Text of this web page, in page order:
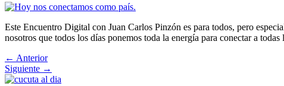
Este Encuentro Digital con Juan Carlos Pinzón es para todos, pero
nosotros que todos los días ponemos toda la energía para conectar a
← Anterior
Siguiente →